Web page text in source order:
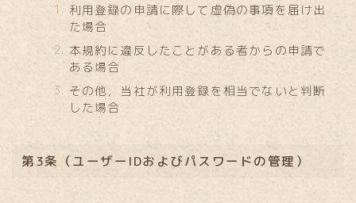
利用登録の申請に際して虚偽の事項を届け出
た場合
本規約に違反したことがある者からの申請で
ある場合
その他，当社が利用登録を相当でないと判断
した場合
第3条（ユーザーIDおよびパスワードの管理）